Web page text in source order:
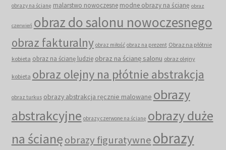
obrazy na ścianę malarstwo nowoczesne modne obrazy na ścianę obraz
czerwień obraz do salonu nowoczesnego
obraz fakturalny obraz miłość obraz na prezent Obraz na płótnie
kobieta obraz na ścianę ludzie obraz na ścianę salonu obraz olejny
kobieta obraz olejny na płótnie abstrakcja
obraz turkus obrazy abstrakcja ręcznie malowane obrazy
abstrakcyjne obrazy czerwone na ścianę obrazy duże
na ścianęobrazy figuratywneobrazy